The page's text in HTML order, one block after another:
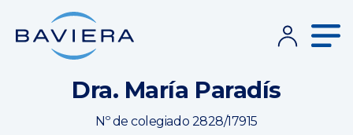
Dra. María Paradís
Nº de colegiado 2828/17915